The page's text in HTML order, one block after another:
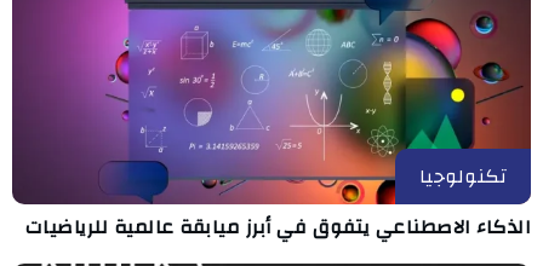
تكنولوجيا
الذكاء الاصطناعي يتفوق في أبرز ميابقة عالمية للرياضيات